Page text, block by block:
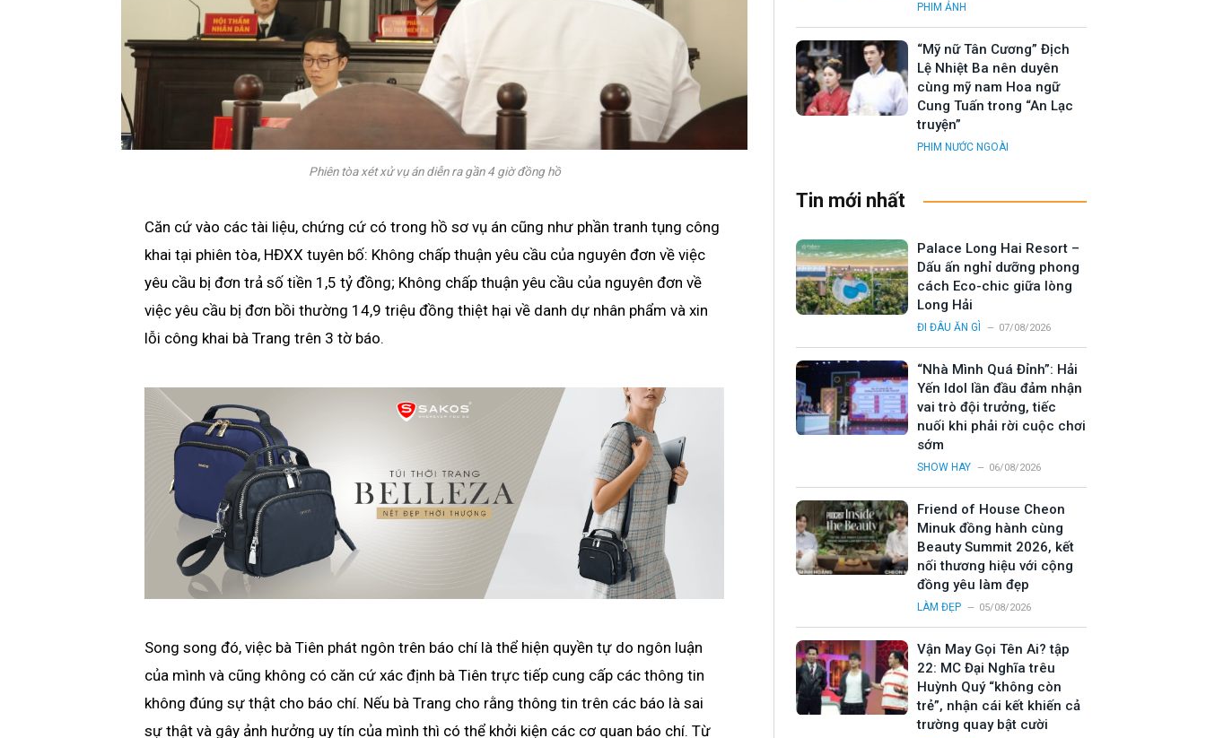
Phiên tòa xét xử vụ án diễn ra gần 4 giờ đồng hồ
Căn cứ vào các tài liệu, chứng cứ có trong hồ sơ vụ án cũng như phần tranh tụng công
khai tại phiên tòa, HĐXX tuyên bố: Không chấp thuận yêu cầu của nguyên đơn về việc
yêu cầu bị đơn trả số tiền 1,5 tỷ đồng; Không chấp thuận yêu cầu của nguyên đơn về
việc yêu cầu bị đơn bồi thường 14,9 triệu đồng thiệt hại về danh dự nhân phẩm và xin
lỗi công khai bà Trang trên 3 tờ báo.
Song song đó, việc bà Tiên phát ngôn trên báo chí là thể hiện quyền tự do ngôn luận
của mình và cũng không có căn cứ xác định bà Tiên trực tiếp cung cấp các thông tin
không đúng sự thật cho báo chí. Nếu bà Trang cho rằng thông tin trên các báo là sai
sự thật và gây ảnh hưởng uy tín của mình thì có thể khởi kiện các cơ quan báo chí. Từ
PHIM ẢNH
“Mỹ nữ Tân Cương” Địch
Lệ Nhiệt Ba nên duyên
cùng mỹ nam Hoa ngữ
Cung Tuấn trong “An Lạc
truyện”
PHIM NƯỚC NGOÀI
Tin mới nhất
Palace Long Hai Resort –
Dấu ấn nghỉ dưỡng phong
cách Eco-chic giữa lòng
Long Hải
ĐI ĐÂU ĂN GÌ 07/08/2026
“Nhà Mình Quá Đỉnh”: Hải
Yến Idol lần đầu đảm nhận
vai trò đội trưởng, tiếc
nuối khi phải rời cuộc chơi
sớm
SHOW HAY 06/08/2026
Friend of House Cheon
Minuk đồng hành cùng
Beauty Summit 2026, kết
nối thương hiệu với cộng
đồng yêu làm đẹp
LÀM ĐẸP 05/08/2026
Vận May Gọi Tên Ai? tập
22: MC Đại Nghĩa trêu
Huỳnh Quý “không còn
trẻ”, nhận cái kết khiến cả
trường quay bật cười